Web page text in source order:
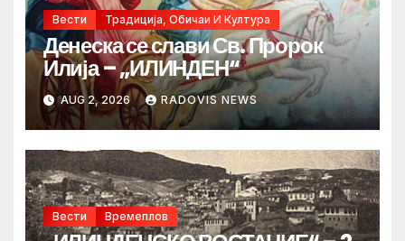
Вести Традиција, Обичаи И Култура
Денеска се слави Св. Пророк
Илија – „ИЛИНДЕН“
AUG 2, 2026 RADOVIS NEWS
Вести Времеплов